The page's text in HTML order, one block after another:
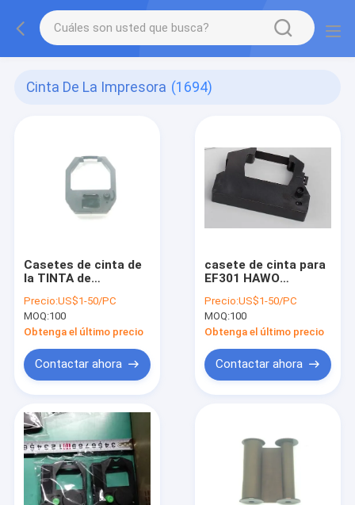
Cinta De La Impresora (1694)
Casetes de cinta de
la TINTA de
EMPAQUETADO del
APARATO MÉDICO
/ZMFK-662/MMFK-80
de Easyseal EF300
EF101-PD
Precio:US$1-50/PC
MOQ:100
Obtenga el último precio
Contactar ahora
casete de cinta para
EF301 HAWO
del calor hm750-
3020/HM750/HM7 de
HS1000 con médico
Precio:US$1-50/PC
MOQ:100
Obtenga el último precio
Contactar ahora